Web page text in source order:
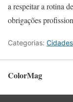
a respeitar a rotina
obrigações
Categorias: Cidades
ColorMag